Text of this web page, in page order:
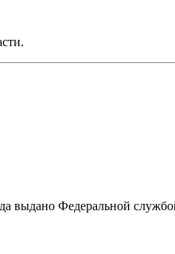
выдано Федеральной